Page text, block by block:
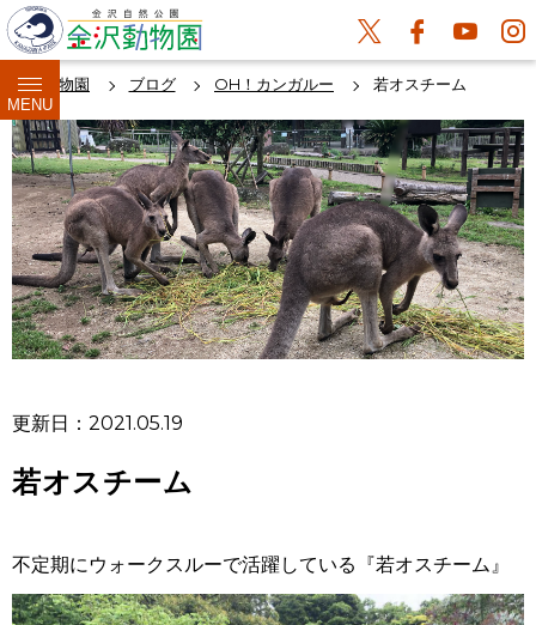
MENU
金沢動物園 ブログ OH！カンガルー 若オスチーム
更新日：2021.05.19
若オスチーム
不定期にウォークスルーで活躍している『若オスチーム』